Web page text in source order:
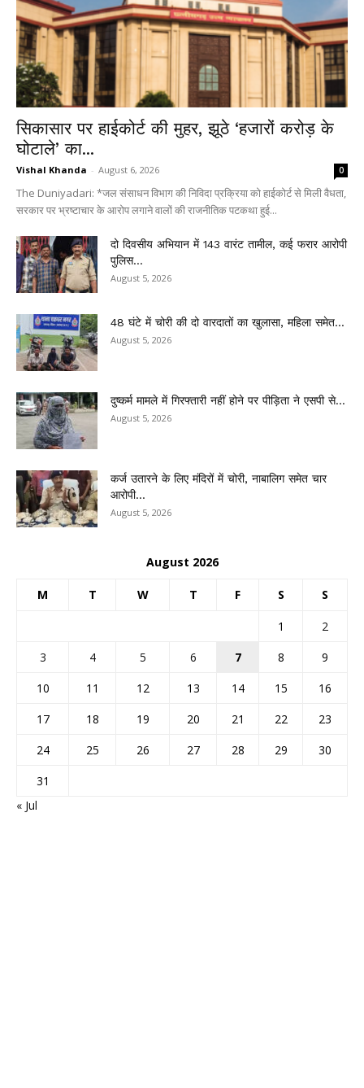
सिकासार पर हाईकोर्ट की मुहर, झूठे ‘हजारों करोड़ के
घोटाले’ का...
Vishal Khanda - August 6, 2026 0
The Duniyadari: *जल संसाधन विभाग की निविदा प्रक्रिया को हाईकोर्ट से मिली वैधता,
सरकार पर भ्रष्टाचार के आरोप लगाने वालों की राजनीतिक पटकथा हुई...
दो दिवसीय अभियान में 143 वारंट तामील, कई फरार आरोपी
पुलिस...
August 5, 2026
48 घंटे में चोरी की दो वारदातों का खुलासा, महिला समेत...
August 5, 2026
दुष्कर्म मामले में गिरफ्तारी नहीं होने पर पीड़िता ने एसपी से...
August 5, 2026
कर्ज उतारने के लिए मंदिरों में चोरी, नाबालिग समेत चार
आरोपी...
August 5, 2026
August 2026
M T W T F S S
1
2
3
4 5 6 7 8
9
10
11 12 13 14 15
16
17
18 19 20 21 22
23
24
25 26 27 28 29
30
31
« Jul